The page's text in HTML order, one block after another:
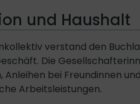
und Haushalt
verstand den
Die
Anleihen bei Freundinnen
Arbeitsleistungen.